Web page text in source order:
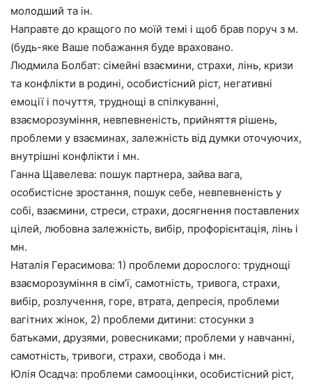
молодший та ін.
Направте до кращого по моїй темі і щоб брав поруч з м.
(будь-яке Ваше побажання буде враховано.
Людмила Болбат: сімейні взаємини, страхи, лінь, кризи
та конфлікти в родині, особистісний ріст, негативні
емоції і почуття, труднощі в спілкуванні,
взаєморозуміння, невпевненість, прийняття рішень,
проблеми у взаєминах, залежність від думки оточуючих,
внутрішні конфлікти і мн.
Ганна Щавелева: пошук партнера, зайва вага,
особистісне зростання, пошук себе, невпевненість у
собі, взаємини, стреси, страхи, досягнення поставлених
цілей, любовна залежність, вибір, профорієнтація, лінь і
мн.
Наталія Герасимова: 1) проблеми дорослого: труднощі
взаєморозуміння в сім’ї, самотність, тривога, страхи,
вибір, розлучення, горе, втрата, депресія, проблеми
вагітних жінок, 2) проблеми дитини: стосунки з
батьками, друзями, ровесниками; проблеми у навчанні,
самотність, тривоги, страхи, свобода і мн.
Юлія Осадча: проблеми самооцінки, особистісний ріст,